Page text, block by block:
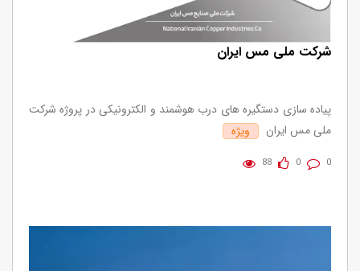
شرکت ملی مس ایران
پیاده سازی دستگیره های درب هوشمند و الکترونیکی در پروژه شرکت
ملی مس ایران
ویژه
88 0 0